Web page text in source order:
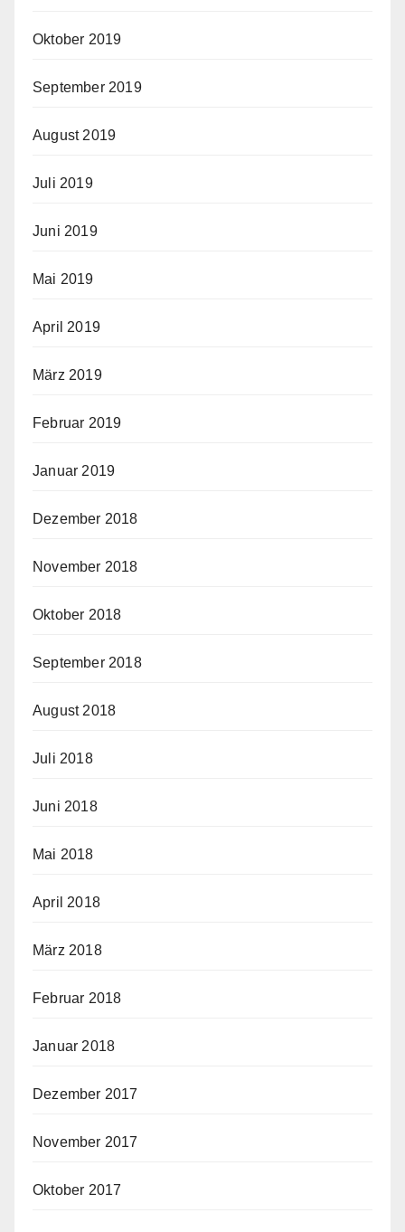
Oktober 2019
September 2019
August 2019
Juli 2019
Juni 2019
Mai 2019
April 2019
März 2019
Februar 2019
Januar 2019
Dezember 2018
November 2018
Oktober 2018
September 2018
August 2018
Juli 2018
Juni 2018
Mai 2018
April 2018
März 2018
Februar 2018
Januar 2018
Dezember 2017
November 2017
Oktober 2017